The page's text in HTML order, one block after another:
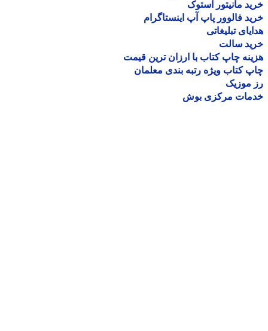
مانیتور استوک
فالوور پاپ آپ اینستاگرام
تبلیغاتی
سالت
چاپ کتاب با ارزان ترین قیمت
کتاب ویژه رتبه بندی معلمان
موزیک
مرکزی بوش